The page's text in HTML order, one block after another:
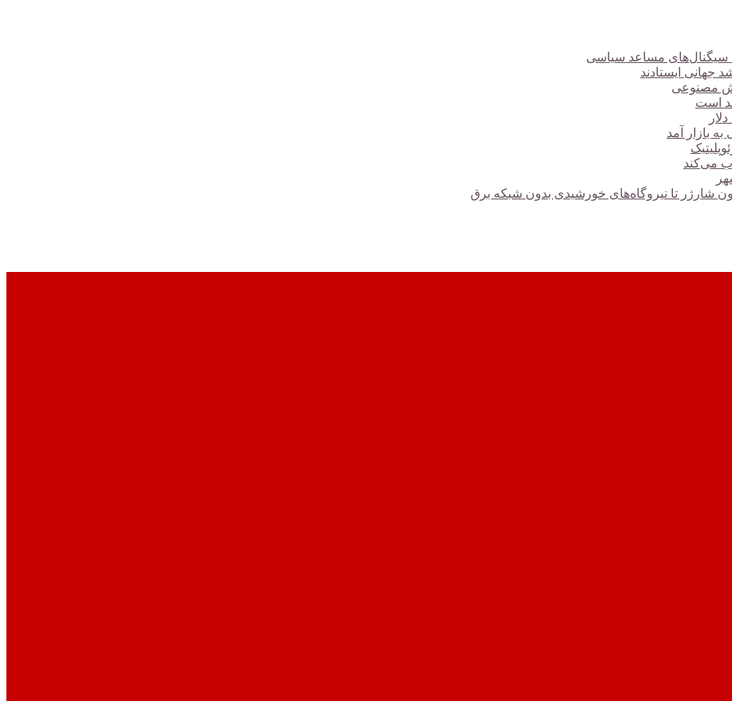
جهانی ایستادند
مصنوعی
است
بازار آمد
می‌کند